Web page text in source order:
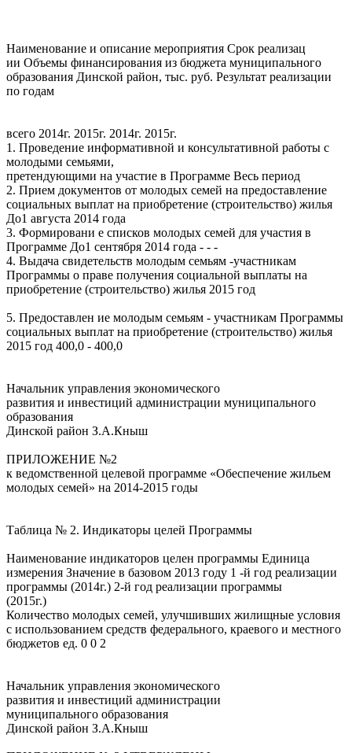
Наименование и описание мероприятия Срок реализац
ии Объемы финансирования из бюджета муниципального
образования Динской район, тыс. руб. Результат реализации
по годам
всего 2014г. 2015г. 2014г. 2015г.
1. Проведение информативной и консультативной работы с
молодыми семьями,
претендующими на участие в Программе Весь период
2. Прием документов от молодых семей на предоставление
социальных выплат на приобретение (строительство) жилья
До1 августа 2014 года
3. Формировани е списков молодых семей для участия в
Программе До1 сентября 2014 года - - -
4. Выдача свидетельств молодым семьям -участникам
Программы о праве получения социальной выплаты на
приобретение (строительство) жилья 2015 год
5. Предоставлен ие молодым семьям - участникам Программы
социальных выплат на приобретение (строительство) жилья
2015 год 400,0 - 400,0
Начальник управления экономического
развития и инвестиций администрации муниципального
образования
Динской район З.А.Кныш
ПРИЛОЖЕНИЕ №2
к ведомственной целевой программе «Обеспечение жильем
молодых семей» на 2014-2015 годы
Таблица № 2. Индикаторы целей Программы
Наименование индикаторов целен программы Единица
измерения Значение в базовом 2013 году 1 -й год реализации
программы (2014г.) 2-й год реализации программы
(2015г.)
Количество молодых семей, улучшивших жилищные условия
с использованием средств федерального, краевого и местного
бюджетов ед. 0 0 2
Начальник управления экономического
развития и инвестиций администрации
муниципального образования
Динской район З.А.Кныш